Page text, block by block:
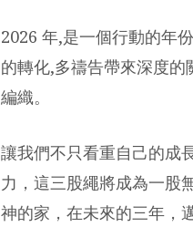
2026 年,是一個行動的年
的轉化,多禱告帶來深度
編織。
讓我們不只看重自己的成
力，這三股繩將成為一股
神的家，在未來的三年，